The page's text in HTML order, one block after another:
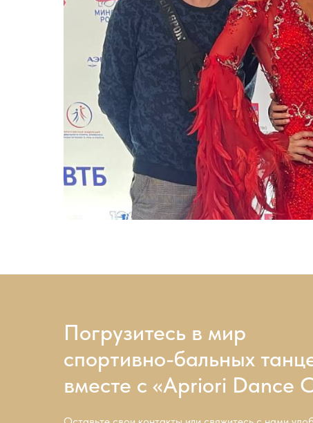
Погрузитесь в мир
спортивно-бальных
вместе с «Apriori Dance